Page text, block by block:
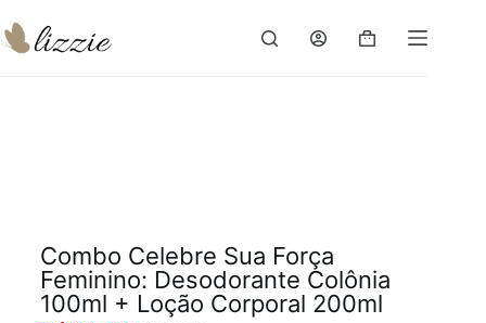
Combo Celebre Sua Força
Feminino: Desodorante Colônia
100ml + Loção Corporal 200ml